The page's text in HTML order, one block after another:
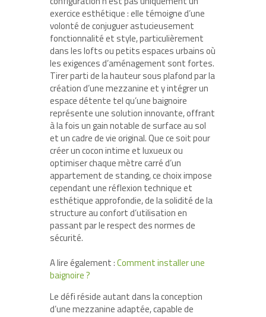
exercice esthétique : elle témoigne d’une
volonté de conjuguer astucieusement
fonctionnalité et style, particulièrement
dans les lofts ou petits espaces urbains où
les exigences d’aménagement sont fortes.
Tirer parti de la hauteur sous plafond par la
création d’une mezzanine et y intégrer un
espace détente tel qu’une baignoire
représente une solution innovante, offrant
à la fois un gain notable de surface au sol
et un cadre de vie original. Que ce soit pour
créer un cocon intime et luxueux ou
optimiser chaque mètre carré d’un
appartement de standing, ce choix impose
cependant une réflexion technique et
esthétique approfondie, de la solidité de la
structure au confort d’utilisation en
passant par le respect des normes de
sécurité.
A lire également :Comment installer une
baignoire ?
Le défi réside autant dans la conception
d’une mezzanine adaptée, capable de